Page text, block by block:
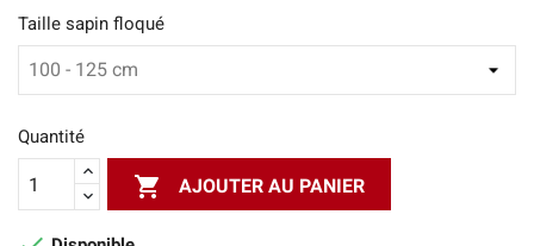
Taille sapin floqué
Quantité
 AJOUTER AU PANIER